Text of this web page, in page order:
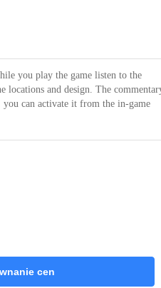
you play the game listen to the
locations and design. The
can activate it from the in-game
cen